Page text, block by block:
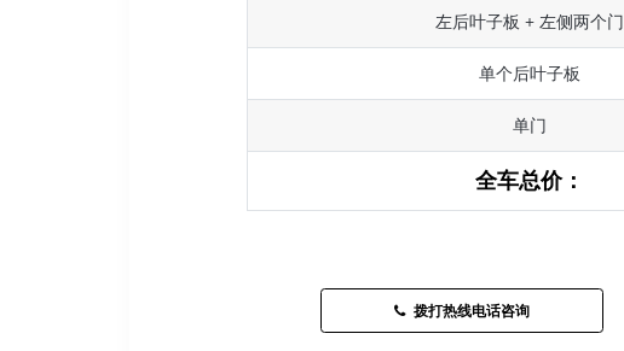
左后叶子板 + 左侧两个门
单个后叶子板
单门
全车总价：
拨打热线电话咨询